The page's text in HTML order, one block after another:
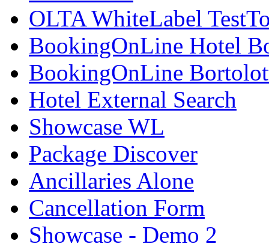
OLTA WhiteLabel
BookingOnLine Hotel
BookingOnLine
Hotel External Search
Showcase WL
Package Discover
Ancillaries Alone
Cancellation Form
Showcase - Demo 2